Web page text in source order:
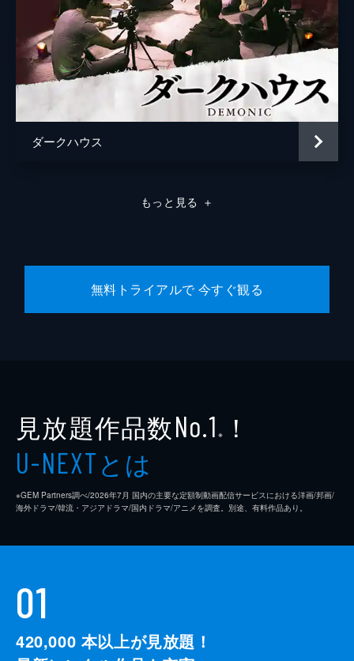
ダークハウス
もっと見る ＋
無料トライアルで 今すぐ観る
見放題作品数No.1 ※ ！
U-NEXTとは
※GEM Partners調べ/2026年7⽉ 国内の主要な定額制動画配信サービスにおける洋画/邦画/
海外ドラマ/韓流・アジアドラマ/国内ドラマ/アニメを調査。別途、有料作品あり。
01
420,000 本以上が見放題！